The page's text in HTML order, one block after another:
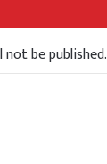
be published.